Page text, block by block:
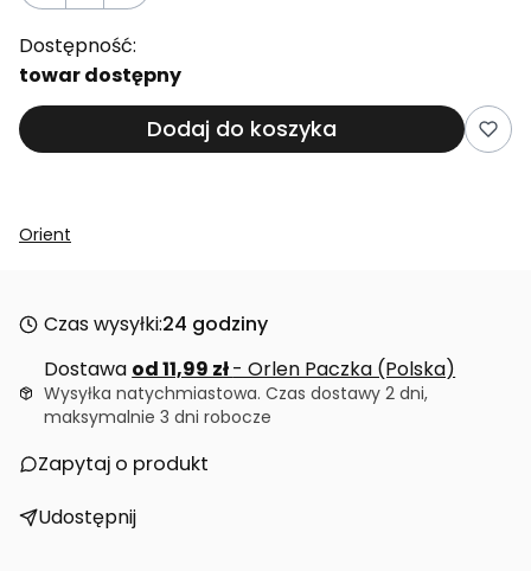
Dostępność:
towar dostępny
Dodaj do koszyka
Orient
Czas wysyłki:24 godziny
Dostawa od 11,99 zł- Orlen Paczka (Polska)
Wysyłka natychmiastowa. Czas dostawy 2 dni,
maksymalnie 3 dni robocze
Zapytaj o produkt
Udostępnij